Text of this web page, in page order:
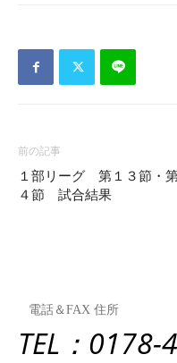
前の記事
１部リーグ 第１３節・
４節 試合結果
電話＆FAX 住所
TEL：0178-